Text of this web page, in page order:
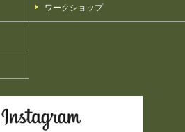
ワークショップ